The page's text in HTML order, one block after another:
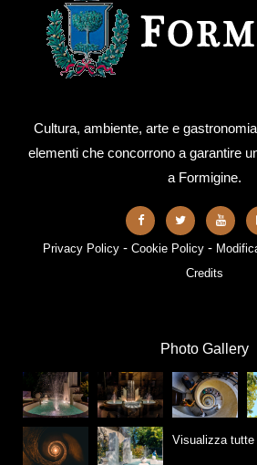
Cultura, ambiente, arte e
elementi che concorrono a garantire
a Formigine.
Privacy Policy- Cookie Policy-
Credits
Photo Gallery
Visualizza tutte